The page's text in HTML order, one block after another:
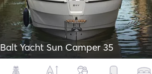
Balt Yacht Sun Camper 35